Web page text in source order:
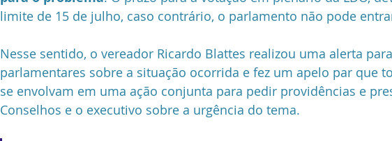
limite de 15 de julho, caso contrário, o parlamento não pode
Nesse sentido, o vereador Ricardo Blattes realizou uma alerta
parlamentares sobre a situação ocorrida e fez um apelo par que
se envolvam em uma ação conjunta para pedir providências e
Conselhos e o executivo sobre a urgência do tema.